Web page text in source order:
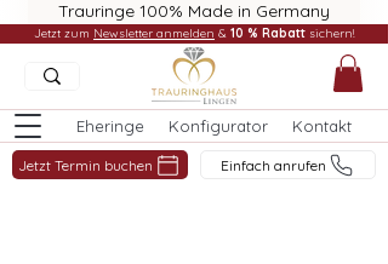
Trauringe 100% Made in Germany
Eheringe Konfigurator Kontakt
Jetzt Termin buchen Einfach anrufen
Jetzt zum Newsletter anmelden & 10 % Rabatt sichern!